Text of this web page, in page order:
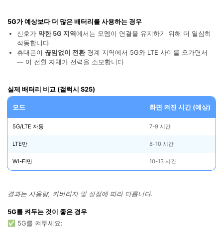
5G가 예상보다 더 많은 배터리를 사용하는 경우
신호가 약한 5G 지역에서는 모뎀이 연결을 유지하기 위해 더 열심히
작동합니다
휴대폰이 끊임없이 전환경계 지역에서 5G와 LTE 사이를 오가면서
— 이 전환 자체가 전력을 소모합니다
실제 배터리 비교 (갤럭시 S25)
모드 화면 켜진 시간 (예상)
5G/LTE 자동 7-9 시간
LTE만 8-10 시간
Wi-Fi만 10-13 시간
결과는 사용량, 커버리지 및 설정에 따라 다릅니다.
5G를 켜두는 것이 좋은 경우
✅ 5G를 켜두세요: